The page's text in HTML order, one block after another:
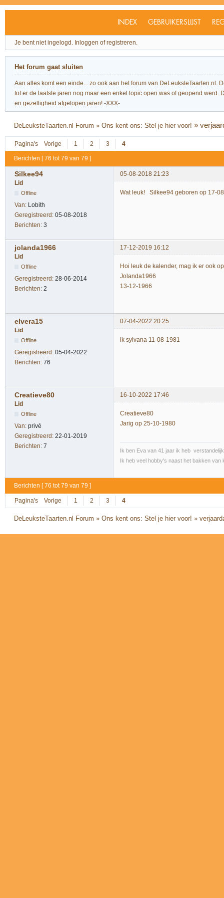
INDEX GEBRUIKERSLIJST
Je bent niet ingelogd. Inloggen of registreren.
Het forum gaat sluiten
Aan alles komt een einde... zo ook aan het forum van
tot er de laatste jaren nog maar een enkel topic open was of geopend
en gezelligheid afgelopen jaren! -XXX-
DeLeuksteTaarten.nl Forum »Ons kent ons: Stel je hier voor! »
Pagina's Vorige 1 2 3 4
Berichten [ 76 tot 79 van 79 ]
Silkee94
05-08-2018 21:23
Lid
Offline
Van: Lobith
Geregistreerd: 05-08-2018
Berichten: 3
Wat leuk! Silkee94 geboren op 17-
jolanda1966
17-12-2019 16:12
Lid
Offline
Geregistreerd: 28-06-2014
Berichten: 2
Hoi leuk de kalender, mag ik er ook
Jolanda1966
13-12-1966
elvera15
07-04-2022 20:25
Lid
Offline
Geregistreerd: 05-04-2022
Berichten: 76
ik sylvana 11-08-1981
Creatieve80
16-10-2022 17:46
Lid
Offline
Van: privé
Geregistreerd: 22-01-2019
Berichten: 7
Creatieve80
Jarig op 25-10-1980
Ik ben Eva van 41 jaar ik heb
Ik heb veel hobby's naast het bakken
Berichten [ 76 tot 79 van 79 ]
Pagina's Vorige 1 2 3 4
DeLeuksteTaarten.nl Forum »Ons kent ons: Stel je hier voor! »